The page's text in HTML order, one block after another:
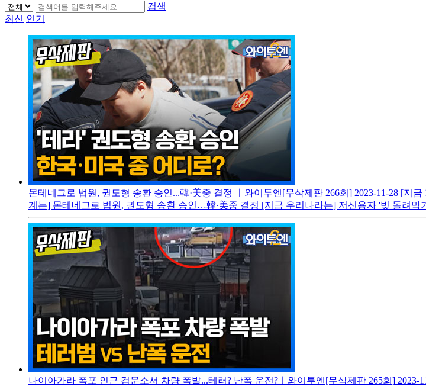
검색
최신 인기
몬테네그로 법원, 권도형 송환 승인...韓·美중 결정 ㅣ와이투엔[무삭제판 266회] 2023-11-28 [지금
계는] 몬테네그로 법원, 권도형 송환 승인…韓·美중 결정 [지금 우리나라는] 저신용자 '빚 돌려
나이아가라 폭포 인근 검문소서 차량 폭발...테러? 난폭 운전?ㅣ와이투엔[무삭제판 265회] 2023-